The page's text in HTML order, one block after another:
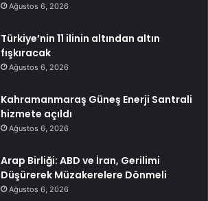
Ağustos 6, 2026
Türkiye’nin 11 ilinin altından altın
fışkıracak
Ağustos 6, 2026
Kahramanmaraş Güneş Enerji Santrali
hizmete açıldı
Ağustos 6, 2026
Arap Birliği: ABD ve İran, Gerilimi
Düşürerek Müzakerelere Dönmeli
Ağustos 6, 2026